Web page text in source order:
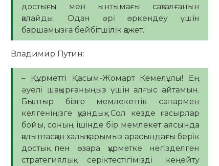
достығы мен ынтымағы сақталғанын
қалайды. Одан әрі өркендеу үшін
баршамызға бейбітшілік қажет.
Владимир Путин:
– Құрметті Қасым-Жомарт Кемелұлы! Ең
әуелі шақырғаныңыз үшін алғыс айтамын.
Былтыр бізге мемлекеттік сапармен
келгеніңізге қуандық. Сол кезде ғасырлар
бойы, соның ішінде бір мемлекет аясында
қалыптасқан халықтарымыз арасындағы берік
достық пен өзара құрметке негізделген
стратегиялық серіктестігімізді кеңейту